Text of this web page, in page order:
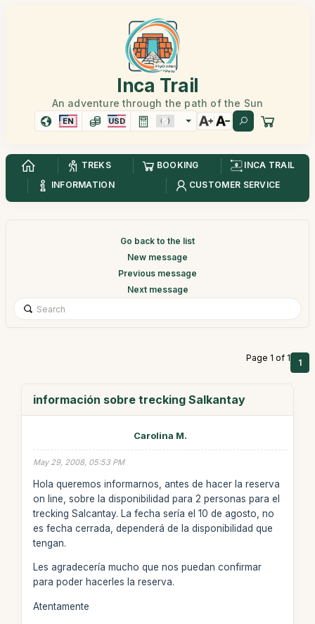
Inca Trail
An adventure through the path of the Sun
EN USD
TREKS BOOKING
INCA TRAIL
INFORMATION
CUSTOMER SERVICE
Go back to the list
New message
Previous message
Next message
Page 1 of 1 1
información sobre trecking Salkantay
Carolina M.
May 29, 2008, 05:53 PM
Hola queremos informarnos, antes de hacer la reserva
on line, sobre la disponibilidad para 2 personas para el
trecking Salcantay. La fecha sería el 10 de agosto, no
es fecha cerrada, dependerá de la disponibilidad que
tengan.
Les agradecería mucho que nos puedan confirmar
para poder hacerles la reserva.
Atentamente